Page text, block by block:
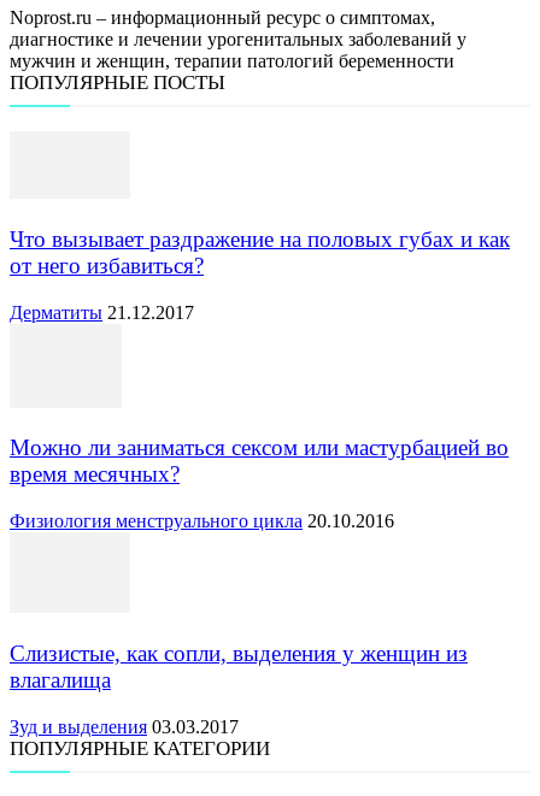
Noprost.ru – информационный ресурс о симптомах,
диагностике и лечении урогенитальных заболеваний у
мужчин и женщин, терапии патологий беременности
ПОПУЛЯРНЫЕ ПОСТЫ
Что вызывает раздражение на половых губах и как
от него избавиться?
Дерматиты 21.12.2017
Можно ли заниматься сексом или мастурбацией во
время месячных?
Физиология менструального цикла 20.10.2016
Слизистые, как сопли, выделения у женщин из
влагалища
Зуд и выделения 03.03.2017
ПОПУЛЯРНЫЕ КАТЕГОРИИ